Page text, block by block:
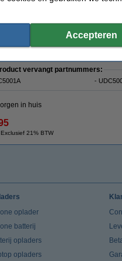
🔌Lader
Extra
0,8 A
vervangt partnummers:
-
in huis
21% BTW
oplader
batterij
opladers
opladers
Accepteren